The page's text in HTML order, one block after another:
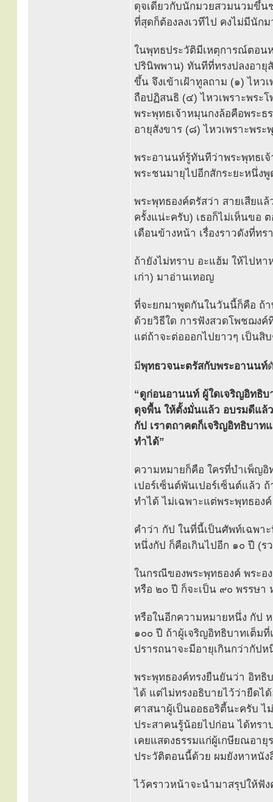
ดุจเดียวกับนักมวยสวมนวมขึ้น
ที่สุดก็ต้องลงเวทีไป คงไม่มีนั
ในพุทธประวัติมีเหตุการณ์ตอน
ปรินิพพาน) ทันทีที่ทรงปลงอายุ
ขึ้น จึงเข้าเฝ้าทูลถาม (๑) ไหว
ถือปฏิสนธิ (๔) ไหวเพราะพระ
พระพุทธเจ้าหมุนกงล้อคือพระ
อายุสังขาร (๘) ไหวเพราะพร
พระอานนท์รู้ทันทีว่าพระพุทธเจ้
พระชนมายุไปอีกสักระยะหนึ่ง
พระพุทธองค์ตรัสว่า สายเสียแ
ครั้งแน่ะครับ) เธอก็ไม่เห็นขอ
เดือนข้างหน้า เรื่องราวดังที่ท
ถ้ายังไม่ทราบ อะแฮ้ม ให้ไปห
เก่า) มาอ่านเทอญ
ที่จะยกมาพูดกันในวันนี้ก็คือ ถ้า
ด้วยวิธีใด การฟังสวดโพชฌง
แต่ถ้าจะต่อออกไปยาวๆ เป็นสิ
มีพุทธวจนะตรัสกับพระอานนท์
“ดูก่อนอานนท์ ผู้ใดเจริญอิทธิบ
ดุจพื้น ให้ตั้งมั่นแล้ว อบรมดีแล้
กัป เราตถาคตก็เจริญอิทธิบา
ทำได้”
ความหมายก็คือ ใครที่บำเพ็ญ
เปอร์เซ็นต์พันเปอร์เซ็นต์แล้ว
ทำได้ ไม่เฉพาะแต่พระพุทธอง
คำว่า กัป ในที่นี้เป็นศัพท์เฉพา
หนึ่งกัป ก็คือเกินไปอีก ๑๐ ปี (ร
ในกรณีของพระพุทธองค์ พระอ
หรือ ๒๐ ปี ก็จะเป็น ๙๐ พรรษ
หรือในอีกความหมายหนึ่ง กัป
๑๐๐ ปี ถ้าผู้เจริญอิทธิบาทเต็ม
ปรารถนาจะมีอายุเกินกว่ากัป
พระพุทธองค์ทรงยืนยันว่า อิทธิ
ได้ แต่ไม่ทรงอธิบายไว้ว่ายืดไ
ศาสนาผู้เป็นออธอริตี้นะครับ ไ
ประสาคนรู้น้อยไปก่อน ได้ทร
เคยแสดงธรรมแก่ผู้เกษียณอา
ประวัติตอนนี้ด้วย ผมยังหาหนัง
ไว้คราวหน้าจะนำมาสรุปให้ฟัง